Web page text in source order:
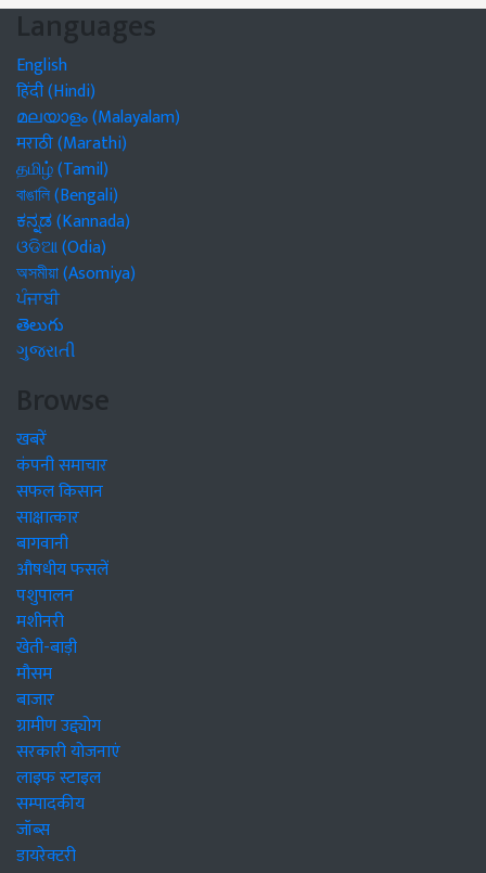
Languages
English
हिंदी (Hindi)
മലയാളം (Malayalam)
मराठी (Marathi)
தமிழ் (Tamil)
বাঙালি (Bengali)
ಕನ್ನಡ (Kannada)
ଓଡିଆ (Odia)
অসমীয়া (Asomiya)
ਪੰਜਾਬੀ
తెలుగు
ગુજરાતી
Browse
खबरें
कंपनी समाचार
सफल किसान
साक्षात्कार
बागवानी
औषधीय फसलें
पशुपालन
मशीनरी
खेती-बाड़ी
मौसम
बाजार
ग्रामीण उद्द्योग
सरकारी योजनाएं
लाइफ स्टाइल
सम्पादकीय
जॉब्स
डायरेक्टरी